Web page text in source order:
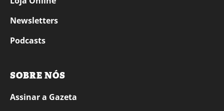
Newsletters
Podcasts
SOBRE NÓS
Assinar a Gazeta